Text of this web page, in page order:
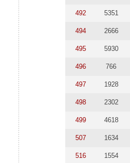
492 5351
494 2666
495 5930
496 766
497 1928
498 2302
499 4618
507 1634
516 1554